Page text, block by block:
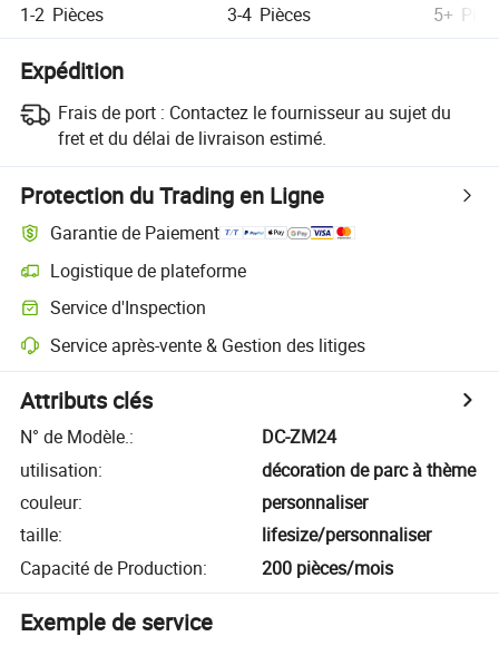
1-2 Pièces 3-4 Pièces 5+
Expédition
Frais de port : Contactez le fournisseur au sujet du
fret et du délai de livraison estimé.
Protection du Trading en Ligne
Garantie de Paiement
Logistique de plateforme
Service d'Inspection
Service après-vente & Gestion des litiges
Attributs clés
N° de Modèle.:
DC-ZM24
utilisation:
décoration de parc à thème
couleur:
personnaliser
taille:
lifesize/personnaliser
Capacité de Production: 200 pièces/mois
Exemple de service